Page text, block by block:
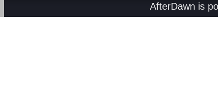
AfterDawn is